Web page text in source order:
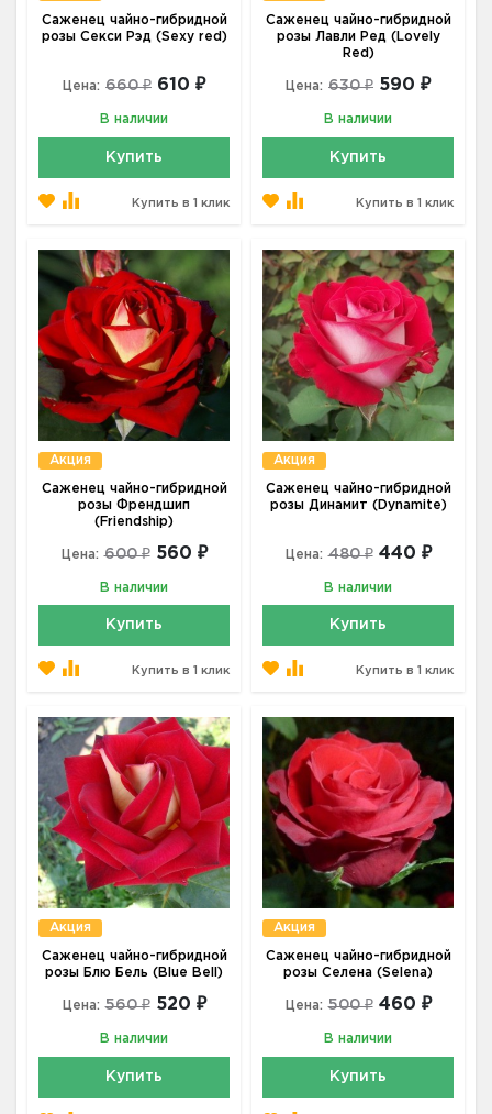
Саженец чайно-гибридной
розы Секси Рэд (Sexy red)
Цена: 660 ₽ 610 ₽
В наличии
Купить
Купить в 1 клик
Саженец чайно-гибридной
розы Лавли Ред (Lovely
Red)
Цена: 630 ₽ 590 ₽
В наличии
Купить
Купить в 1 клик
Акция
Саженец чайно-гибридной
розы Френдшип
(Friendship)
Цена: 600 ₽ 560 ₽
В наличии
Купить
Купить в 1 клик
Акция
Саженец чайно-гибридной
розы Динамит (Dynamite)
Цена: 480 ₽ 440 ₽
В наличии
Купить
Купить в 1 клик
Акция
Саженец чайно-гибридной
розы Блю Бель (Blue Bell)
Цена: 560 ₽ 520 ₽
В наличии
Купить
Акция
Саженец чайно-гибридной
розы Селена (Selena)
Цена: 500 ₽ 460 ₽
В наличии
Купить